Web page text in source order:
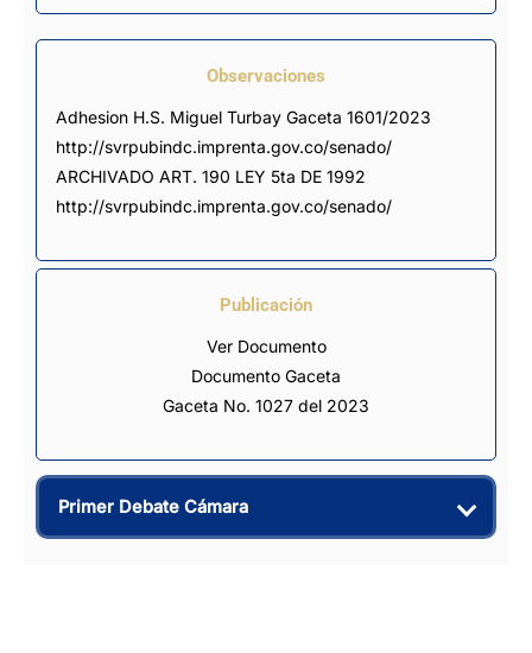
Observaciones
Adhesion H.S. Miguel Turbay Gaceta 1601/2023
http://svrpubindc.imprenta.gov.co/senado/
ARCHIVADO ART. 190 LEY 5ta DE 1992
http://svrpubindc.imprenta.gov.co/senado/
Publicación
Ver Documento
Documento Gaceta
Gaceta No. 1027 del 2023
Primer Debate Cámara